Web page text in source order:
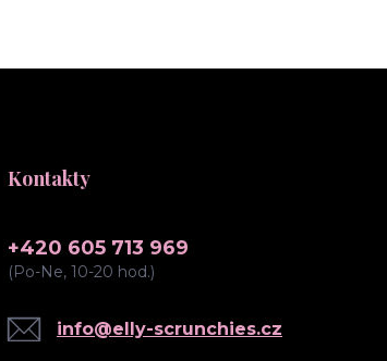
Kontakty
+420 605 713 969
(Po-Ne, 10-20 hod.)
info@elly-scrunchies.cz